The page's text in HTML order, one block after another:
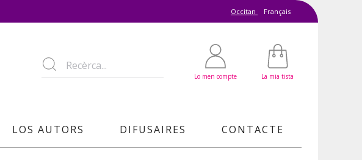
Occitan Français
Lo men compte La mia tista
LOS AUTORS DIFUSAIRES CONTACTE